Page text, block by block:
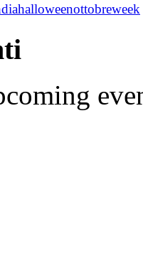
halloweenottobreweek